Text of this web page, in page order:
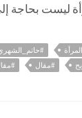
ليست بحاجة
#مقال